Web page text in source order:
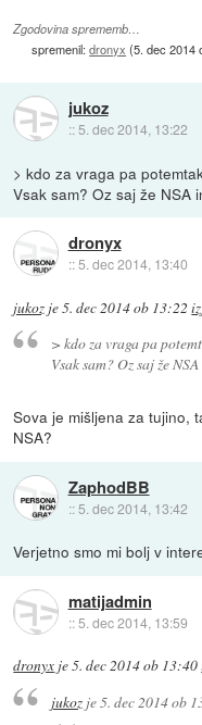
Zgodovina sprememb…
spremenil:dronyx (5. dec 2014
jukoz
:: 5. dec 2014, 13:22
> kdo za vraga pa
Vsak sam? Oz saj že NSA
dronyx
::5. dec 2014, 13:40
jukoz je5. dec 2014 ob 13:22
> kdo za vraga pa
Vsak sam? Oz saj že
Sova je mišljena za tujino,
NSA?
ZaphodBB
:: 5. dec 2014, 13:42
Verjetno smo mi bolj v
matijadmin
::5. dec 2014, 13:59
dronyx je5. dec 2014 ob 13:40
jukozje5. dec 2014 ob